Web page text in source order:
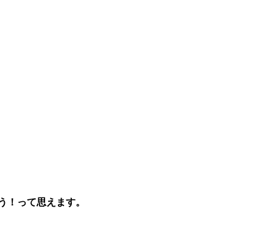
！って思えます。